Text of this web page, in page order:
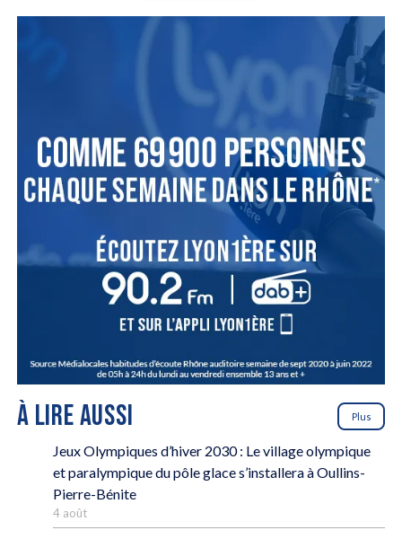
À LIRE AUSSI Plus
Jeux Olympiques d’hiver 2030 : Le village olympique
et paralympique du pôle glace s’installera à Oullins-
Pierre-Bénite
4 août